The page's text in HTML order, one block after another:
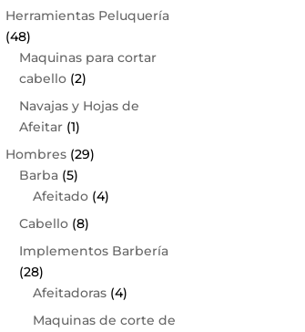
Herramientas Peluquería
(48)
Maquinas para cortar
cabello (2)
Navajas y Hojas de
Afeitar (1)
Hombres (29)
Barba (5)
Afeitado (4)
Cabello (8)
Implementos Barbería
(28)
Afeitadoras (4)
Maquinas de corte de